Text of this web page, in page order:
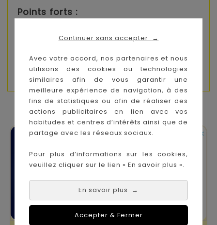
Continuer sans accepter →
Avec votre accord, nos partenaires et nous
utilisons des cookies ou technologies
similaires afin de vous garantir une
meilleure expérience de navigation, à des
fins de statistiques ou afin de réaliser des
actions publicitaires en lien avec vos
habitudes et centres d’intérêts ainsi que de
partage avec les réseaux sociaux.
Pour plus d’informations sur les cookies,
veuillez cliquer sur le lien « En savoir plus ».
En savoir plus →
Accepter & Fermer
Points forts :
Développe l’imaginaire et la curiosité
Facile à manipuler
Design ludique et attractif
VOUS AIMEREZ AUSSI
En stock En stock